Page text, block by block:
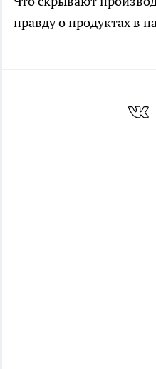
правду о продуктах в